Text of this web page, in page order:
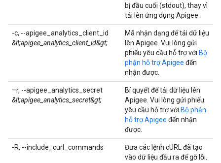
bị đầu cuối (stdout), thay vì
tải lên ứng dụng Apigee.
-c, --apigee_analytics_client_id
&lt;apigee_analytics_client_id&gt;
Mã nhận dạng để tải dữ liệu
lên Apigee. Vui lòng gửi
phiếu yêu cầu hỗ trợ với Bộ
phận hỗ trợ Apigee đến
nhận được.
–r, --apigee_analytics_secret
&lt;apigee_analytics_secret&gt;
Bí quyết để tải dữ liệu lên
Apigee. Vui lòng gửi phiếu
yêu cầu hỗ trợ với Bộ phận
hỗ trợ Apigee đến nhận
được.
-R, --include_curl_commands
Đưa các lệnh cURL đã tạo
vào dữ liệu đầu ra để gỡ lỗi.